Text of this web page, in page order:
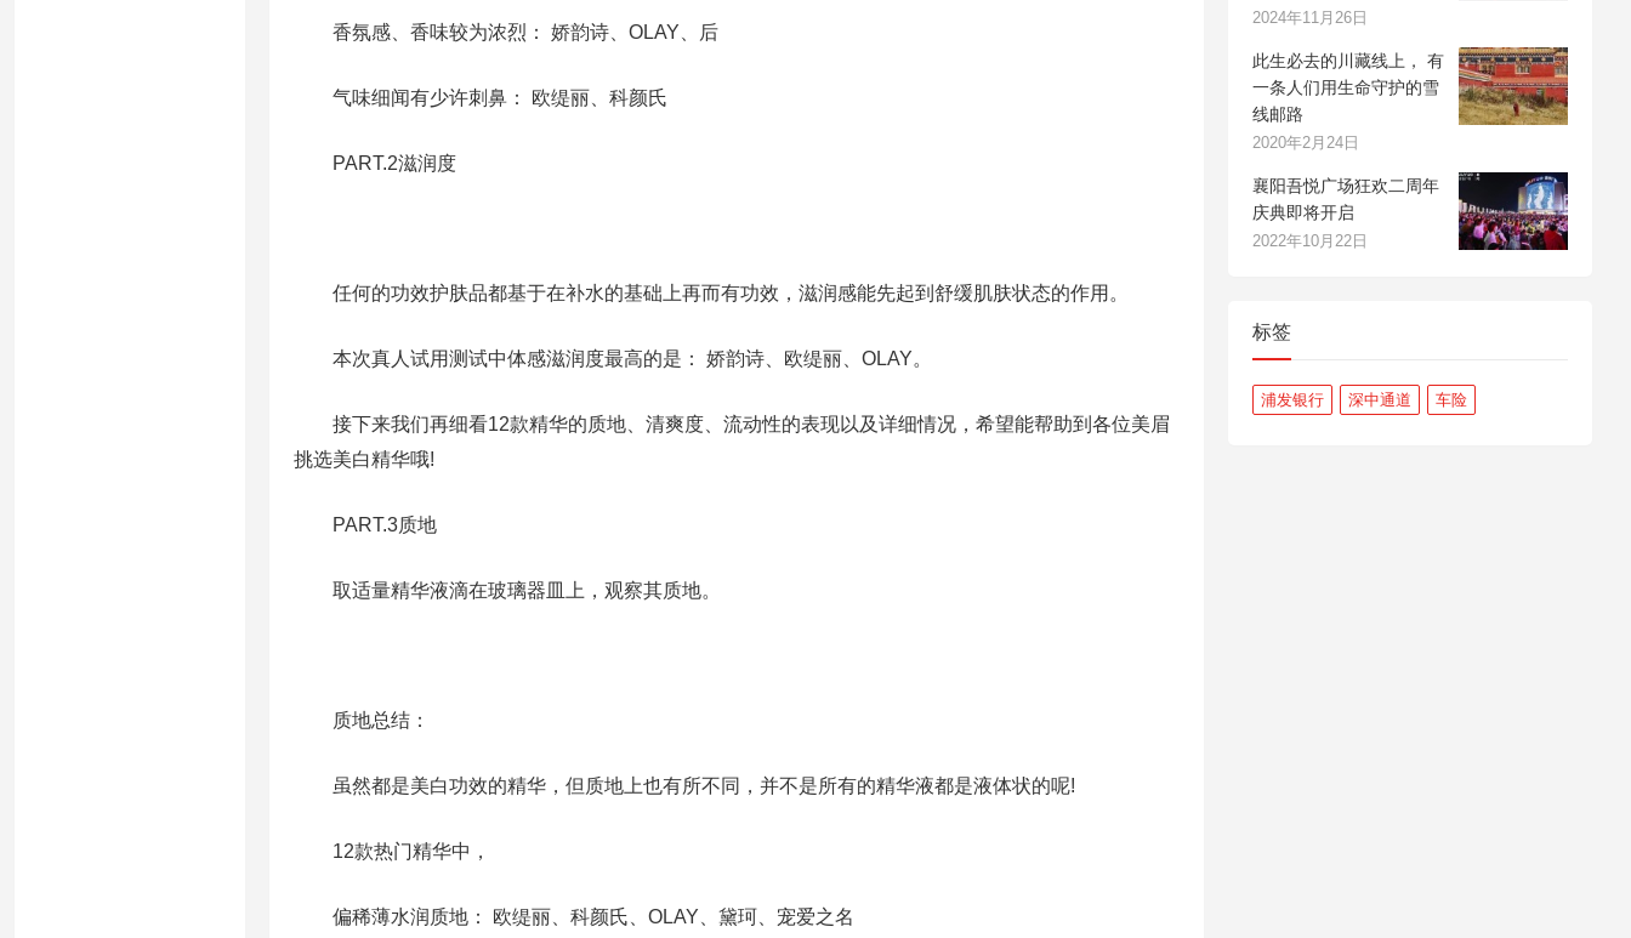
香氛感、香味较为浓烈： 娇韵诗、OLAY、后
气味细闻有少许刺鼻： 欧缇丽、科颜氏
PART.2滋润度
任何的功效护肤品都基于在补水的基础上再而有功效，滋润感能先起到舒缓肌肤状态的作用。
本次真人试用测试中体感滋润度最高的是： 娇韵诗、欧缇丽、OLAY。
接下来我们再细看12款精华的质地、清爽度、流动性的表现以及详细情况，希望能帮助到各位美眉
挑选美白精华哦!
PART.3质地
取适量精华液滴在玻璃器皿上，观察其质地。
质地总结：
虽然都是美白功效的精华，但质地上也有所不同，并不是所有的精华液都是液体状的呢!
12款热门精华中，
偏稀薄水润质地： 欧缇丽、科颜氏、OLAY、黛珂、宠爱之名
2024年11月26日
此生必去的川藏线上， 有
一条人们用生命守护的雪
线邮路
2020年2月24日
襄阳吾悦广场狂欢二周年
庆典即将开启
2022年10月22日
标签
浦发银行 深中通道 车险